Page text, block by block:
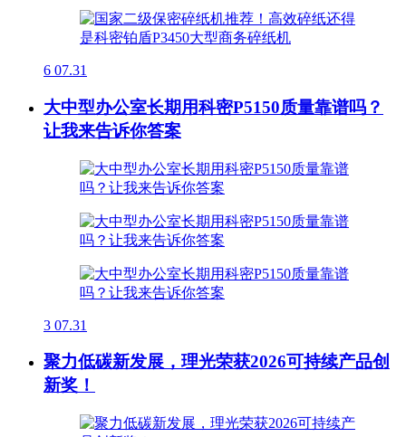
6 07.31
大中型办公室长期用科密P5150质量靠谱吗？
让我来告诉你答案
3 07.31
聚力低碳新发展，理光荣获2026可持续产品创
新奖！